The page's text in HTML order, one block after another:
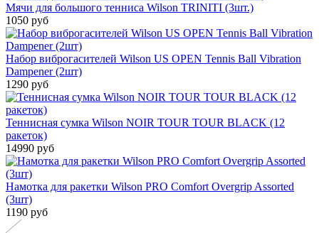
Мячи для большого тенниса Wilson TRINITI (3шт.)
1050 руб
Набор виброгасителей Wilson US OPEN Tennis Ball Vibration
Dampener (2шт)
1290 руб
Теннисная сумка Wilson NOIR TOUR TOUR BLACK (12
ракеток)
14990 руб
Намотка для ракетки Wilson PRO Comfort Overgrip Assorted
(3шт)
1190 руб